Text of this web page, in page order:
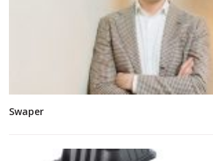
Swaper